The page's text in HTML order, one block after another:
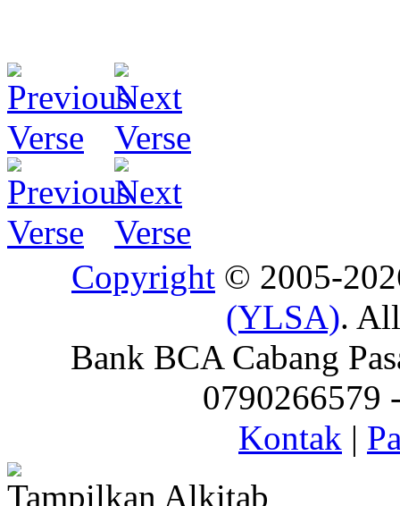
Copyright © 2005-
(YLSA).
Bank BCA Cabang
0790266579
Kontak |
Tampilkan Alkitab